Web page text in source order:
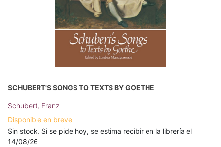
SCHUBERT'S SONGS TO TEXTS BY GOETHE
Schubert, Franz
Disponible en breve
Sin stock. Si se pide hoy, se estima recibir en la librería el
14/08/26